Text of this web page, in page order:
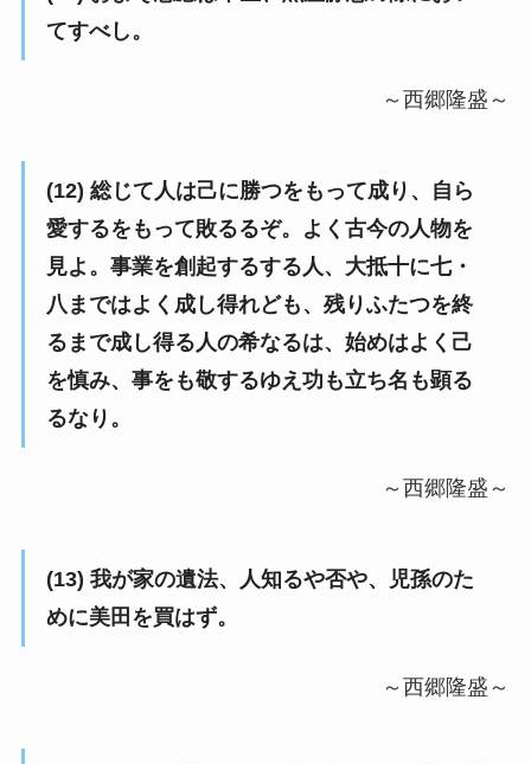
てすべし。
～西郷隆盛～
(12) 総じて人は己に勝つをもって成り、自ら
愛するをもって敗るるぞ。よく古今の人物を
見よ。事業を創起するする人、大抵十に七・
八まではよく成し得れども、残りふたつを終
るまで成し得る人の希なるは、始めはよく己
を慎み、事をも敬するゆえ功も立ち名も顕る
るなり。
～西郷隆盛～
(13) 我が家の遺法、人知るや否や、児孫のた
めに美田を買はず。
～西郷隆盛～